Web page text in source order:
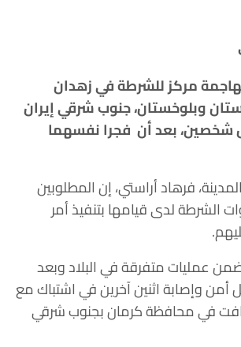
مركز للشرطة في زهدان
وبلوخستان،جنوب شرقي إيران
شخصين، بعد أن فجرا نفسهما
فرهاد أراستي، إن المطلوبين
الشرطة لدى قيامها بتنفيذ أمر
عمليات متفرقة في البلاد وبعد
وإصابة اثنين آخرين في اشتباك مع
في محافظة كرمان بجنوب شرقي